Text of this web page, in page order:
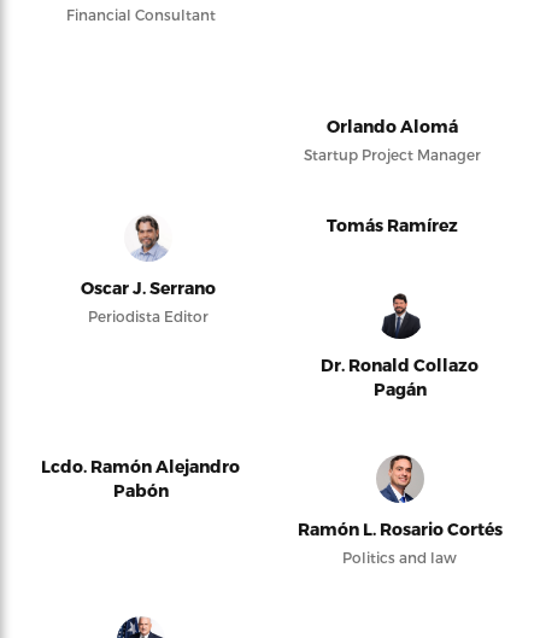
Financial Consultant
Orlando Alomá
Startup Project Manager
Oscar J. Serrano
Periodista Editor
Tomás Ramírez
Dr. Ronald Collazo
Pagán
Lcdo. Ramón Alejandro
Pabón
Ramón L. Rosario Cortés
Politics and law